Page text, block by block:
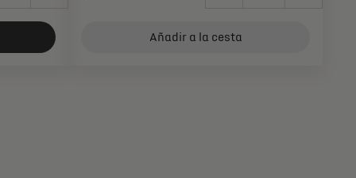
Añadir a la cesta